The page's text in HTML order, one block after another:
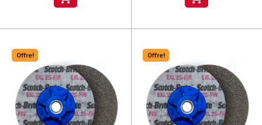
Offre! Offre!